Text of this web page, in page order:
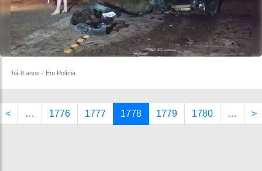
há 8 anos - Em Polícia
< … 1776 1777 1778 1779 1780 … >